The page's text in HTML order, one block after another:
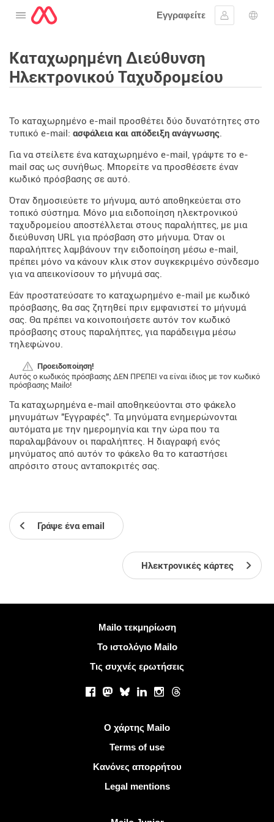
Ανοίξτε το μενού
Εγγραφείτε
Συνδεθείτε
Καταχωρημένη Διεύθυνση
Ηλεκτρονικού Ταχυδρομείου
Το καταχωρημένο e-mail προσθέτει δύο δυνατότητες στο
τυπικό e-mail: ασφάλεια και απόδειξη ανάγνωσης.
Για να στείλετε ένα καταχωρημένο e-mail, γράψτε το e-
mail σας ως συνήθως. Μπορείτε να προσθέσετε έναν
κωδικό πρόσβασης σε αυτό.
Όταν δημοσιεύετε το μήνυμα, αυτό αποθηκεύεται στο
τοπικό σύστημα. Μόνο μια ειδοποίηση ηλεκτρονικού
ταχυδρομείου αποστέλλεται στους παραλήπτες, με μια
διεύθυνση URL για πρόσβαση στο μήνυμα. Όταν οι
παραλήπτες λαμβάνουν την ειδοποίηση μέσω e-mail,
πρέπει μόνο να κάνουν κλικ στον συγκεκριμένο σύνδεσμο
για να απεικονίσουν το μήνυμά σας.
Εάν προστατεύσατε το καταχωρημένο e-mail με κωδικό
πρόσβασης, θα σας ζητηθεί πριν εμφανιστεί το μήνυμά
σας. Θα πρέπει να κοινοποιήσετε αυτόν τον κωδικό
πρόσβασης στους παραλήπτες, για παράδειγμα μέσω
τηλεφώνου.
Προειδοποίηση!
Αυτός ο κωδικός πρόσβασης ΔΕΝ ΠΡΕΠΕΙ να είναι ίδιος με τον κωδικό
πρόσβασης Mailo!
Τα καταχωρημένα e-mail αποθηκεύονται στο φάκελο
μηνυμάτων "Εγγραφές". Τα μηνύματα ενημερώνονται
αυτόματα με την ημερομηνία και την ώρα που τα
παραλαμβάνουν οι παραλήπτες. Η διαγραφή ενός
μηνύματος από αυτόν το φάκελο θα το καταστήσει
απρόσιτο στους ανταποκριτές σας.
Γράψε ένα email
Ηλεκτρονικές κάρτες
Περισσότερες πληροφορίεςMailo τεκμηρίωση
Το ιστολόγιο Mailo
Τις συχνές ερωτήσεις
Facebook
Mastodon
BlueskyLinkedInInstagram
Threads
Ο χάρτης Mailo
Terms of use
Κανόνες απορρήτου
Legal mentions